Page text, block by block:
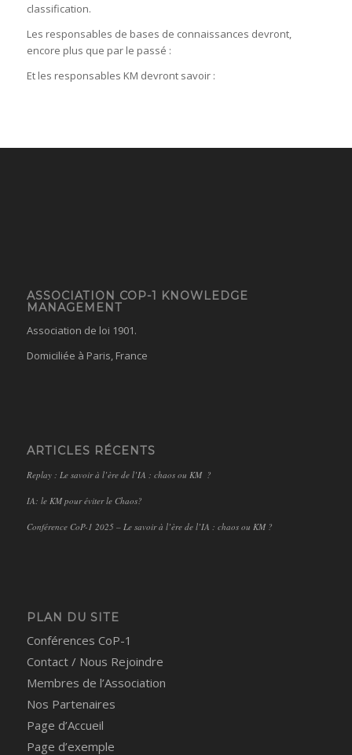
classification.
Les responsables de bases de connaissances devront,
encore plus que par le passé :
Et les responsables KM devront savoir :
ASSOCIATION COP-1 KNOWLEDGE
MANAGEMENT
Association de loi 1901.
Domiciliée à Paris, France
ARTICLES RÉCENTS
Replay : Le savoir à l’ère de l’IA : chaos ou KM ?
IA: le KM pour éviter le Chaos?
Conférence CoP-1 2025 – Le savoir à l’ère de l’IA : chaos ou KM ?
PLAN DU SITE
Conférences CoP-1
Contact / Nous Rejoindre
Membres de l’Association
Nos Partenaires
Page d’Accueil
Page d’exemple